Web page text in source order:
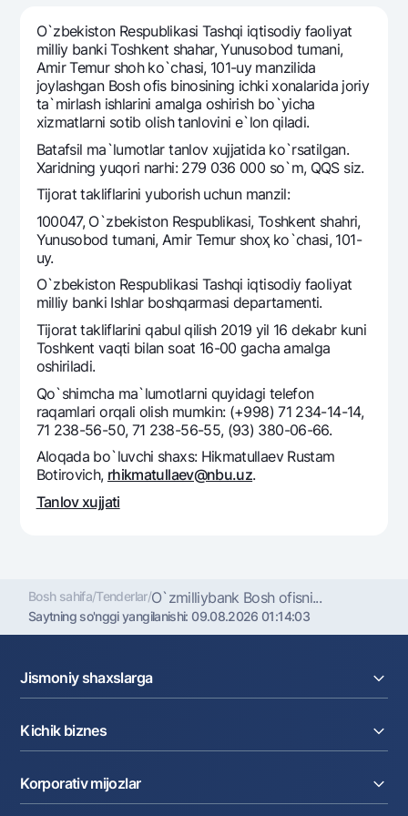
Hamma uchun USD uchun
Talab qilib olinguncha USD
Oltin omonat
NBU’dan oltin quymalar
Kumush omonat
UzCard/HUMO
Visa
Visa FIFA
Mastercard
Garmin pay
Eskrou hisobvarag‘i
Tariflar
Aksiyalar
Milliy mobil ilovasi
Ko'p beriladigan savollar
Sayt bo‘yicha qidiring
Qidirish
Foydali havolalar
Ko'p beriladigan savollar
Matbuot markazi
Ofis va bankomatlar
Shaxsiy ma'lumotlarni qayta ishlashga rozilik berish
O`zbekiston Respublikasi Tashqi iqtisodiy faoliyat
milliy banki Toshkent shahar, Yunusobod tumani,
Amir Temur shoh ko`chasi, 101-uy manzilida
joylashgan Bosh ofis binosining ichki xonalarida joriy
ta`mirlash ishlarini amalga oshirish bo`yicha
xizmatlarni sotib olish tanlovini e`lon qiladi.
Batafsil ma`lumotlar tanlov xujjatida ko`rsatilgan.
Xaridning yuqori narhi: 279 036 000 so`m, QQS siz.
Tijorat takliflarini yuborish uchun manzil:
100047, O`zbekiston Respublikasi, Toshkent shahri,
Yunusobod tumani, Amir Temur shoҳ ko`chasi, 101-
uy.
O`zbekiston Respublikasi Tashqi iqtisodiy faoliyat
milliy banki Ishlar boshqarmasi departamenti.
Tijorat takliflarini qabul qilish 2019 yil 16 dekabr kuni
Toshkent vaqti bilan soat 16-00 gacha amalga
oshiriladi.
Qo`shimcha ma`lumotlarni quyidagi telefon
raqamlari orqali olish mumkin: (+998) 71 234-14-14,
71 238-56-50, 71 238-56-55, (93) 380-06-66.
Aloqada bo`luvchi shaxs: Hikmatullaev Rustam
Botirovich, rhikmatullaev@nbu.uz.
Tanlov xujjati
Bosh sahifa/Tenderlar/O`zmilliybank Bosh ofisni...
Saytning so'nggi yangilanishi:09.08.2026 01:14:03
Jismoniy shaxslarga
Omonatlar
Kartalar
Pul oʻtkazmalari
Valyutalar kursi
Kichik biznes
Kreditlar
Ekvayring
Korporativ mijozlar